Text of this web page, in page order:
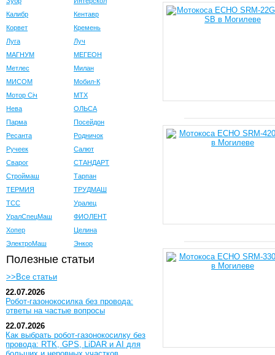
Калибр
Кентавр
Корвет
Кремень
Луга
Луч
МАГНУМ
МЕГЕОН
Метлес
Милан
МИСОМ
Мобил-К
Мотор Сiч
МТХ
Нева
ОЛЬСА
Парма
Посейдон
Ресанта
Родничок
Ручеек
Салют
Сварог
СТАНДАРТ
Строймаш
Тарпан
ТЕРМИЯ
ТРУДМАШ
ТСС
Уралец
УралСпецМаш
ФИОЛЕНТ
Хопер
Целина
ЭлектроМаш
Энкор
Полезные статьи
>>Все статьи
22.07.2026
Робот-газонокосилка без провода:
ответы на частые вопросы
22.07.2026
Как выбрать робот-газонокосилку без
провода: RTK, GPS, LiDAR и AI для